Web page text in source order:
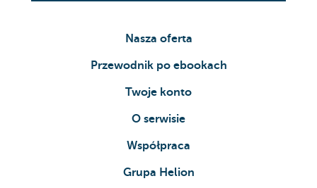
Nasza oferta
Przewodnik po ebookach
Twoje konto
O serwisie
Współpraca
Grupa Helion